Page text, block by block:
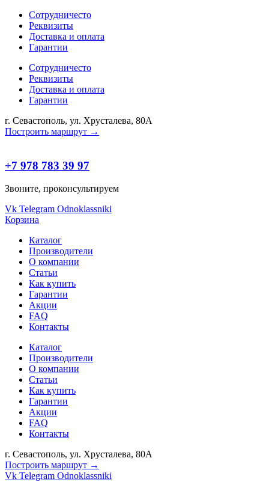
Сотрудничесто
Реквизиты
Доставка и оплата
Гарантии
Сотрудничесто
Реквизиты
Доставка и оплата
Гарантии
г. Севастополь, ул. Хрусталева, 80А
Построить маршрут →
+7 978 783 39 97
Звоните, проконсультируем
Vk Telegram Odnoklassniki
Корзина
Каталог
Производители
О компании
Статьи
Как купить
Гарантии
Акции
FAQ
Контакты
Каталог
Производители
О компании
Статьи
Как купить
Гарантии
Акции
FAQ
Контакты
г. Севастополь, ул. Хрусталева, 80А
Построить маршрут →
Vk Telegram Odnoklassniki